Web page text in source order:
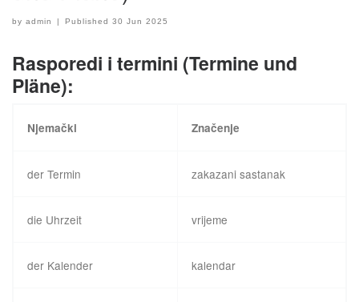
by admin Published30 Jun 2025
Rasporedi i termini (Termine und
Pläne):
Njemački Značenje
der Termin zakazani sastanak
die Uhrzeit vrijeme
der Kalender kalendar